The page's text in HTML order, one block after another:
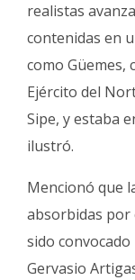
realistas
contenidas en
como Güemes,
Ejército del
Sipe, y estaba
ilustró.
Mencionó que
absorbidas por
sido
Gervasio